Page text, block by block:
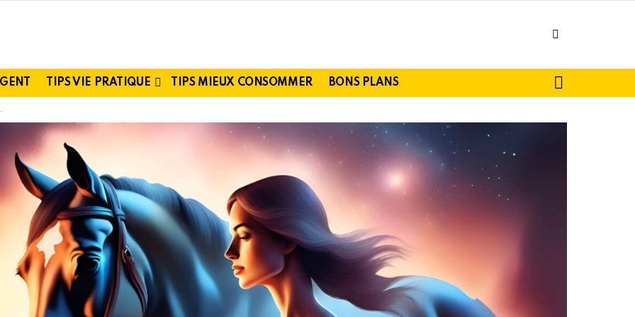
TIPS VIE PRATIQUE TIPS MIEUX CONSOMMER BONS PLANS